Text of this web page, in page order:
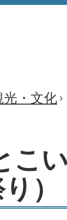
光・文化
こ
）